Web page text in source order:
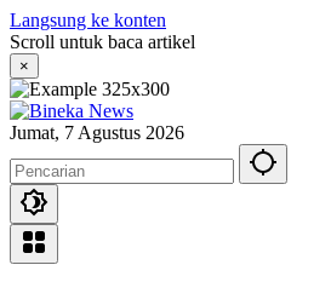
Langsung ke konten
Scroll untuk baca artikel
×
Jumat, 7 Agustus 2026